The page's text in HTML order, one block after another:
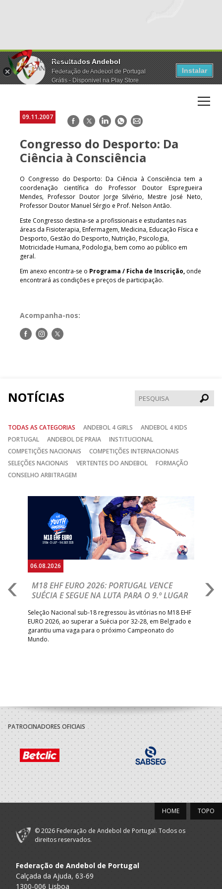
Resultados Andebol
Federação de Andebol de Portugal
Grátis - Disponivel na Play Store
Instalar
09.11.2007 Facebook
TwitterLinkedInWhatsApp
E-
Congresso do Desporto: Da
Ciência à Consciência
O Congresso do Desporto: Da Ciência à Consciência tem a
coordenação científica do Professor Doutor Espregueira
Mendes, Professor Doutor Jorge Silvério, Mestre José Neto,
Professor Doutor Manuel Sérgio e Prof. Nelson Antão.
Este Congresso destina-se a profissionais e estudantes nas
áreas da Fisioterapia, Enfermagem, Medicina, Educação Física e
Desporto, Gestão do Desporto, Nutrição, Psicologia,
Motricidade Humana, Podologia, bem como ao público em
geral.
Em anexo encontra-se o Programa / Ficha de Inscrição, onde
encontrará as condições e preços de participação.
Acompanha-nos:
Siga-Siga-Siga-
NOTÍCIAS
TODAS AS CATEGORIAS ANDEBOL 4 GIRLS
ANDEBOL 4 KIDS
PORTUGAL
ANDEBOL DE PRAIA
INSTITUCIONAL
COMPETIÇÕES NACIONAIS
COMPETIÇÕES INTERNACIONAIS
SELEÇÕES NACIONAIS
VERTENTES DO ANDEBOL
FORMAÇÃO
CONSELHO ARBITRAGEM
06.08.2026
M18 EHF EURO 2026: PORTUGAL VENCE
SUÉCIA E SEGUE NA LUTA PARA O 9.º LUGAR
Seleção Nacional sub-18 regressou às vitórias no M18 EHF
EURO 2026, ao superar a Suécia por 32-28, em Belgrado e
garantiu uma vaga para o próximo Campeonato do
Mundo.
PATROCINADORES OFICIAIS
TOPO
HOME
© 2026 Federação de Andebol de Portugal. Todos os
direitos reservados.
Federação de Andebol de Portugal
Calçada da Ajuda, 63-69
1300-006 Lisboa